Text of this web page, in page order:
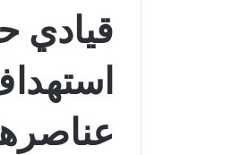
قيادي